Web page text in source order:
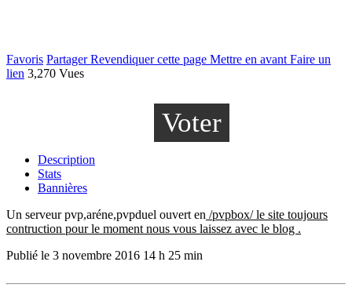
Favoris PartagerRevendiquer cette page Mettre en avant Faire un
lien 3,270 Vues
Voter
Description
Stats
Bannières
Un serveur pvp,aréne,pvpduel ouvert en /pvpbox/ le site toujours
contruction pour le moment nous vous laissez avec le blog .
Publié le 3 novembre 2016 14 h 25 min